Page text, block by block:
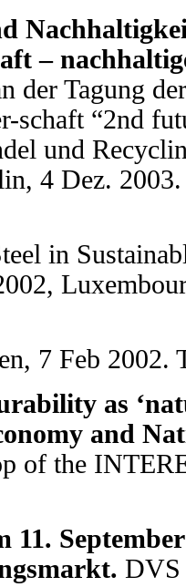
–
der Tagung
schaft “2nd
und
4 Dez. 2003.
in
7 Feb 2002.
as
and
of the
11.
DVS